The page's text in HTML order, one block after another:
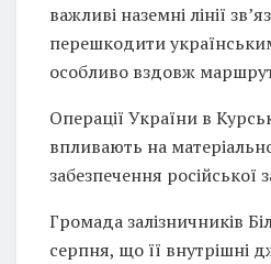
важливі наземні лінії
перешкодити
особливо вздовж
Операції України в
впливають на
забезпечення російської
Громада залізничників
серпня, що її внутрішні